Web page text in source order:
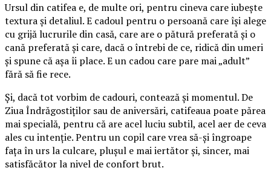
Ursul din catifea e, de multe ori, pentru cineva care iubește
textura și detaliul. E cadoul pentru o persoană care își alege
cu grijă lucrurile din casă, care are o pătură preferată și o
cană preferată și care, dacă o întrebi de ce, ridică din umeri
și spune că așa îi place. E un cadou care pare mai „adult”
fără să fie rece.
Și, dacă tot vorbim de cadouri, contează și momentul. De
Ziua Îndrăgostiților sau de aniversări, catifeaua poate părea
mai specială, pentru că are acel luciu subtil, acel aer de ceva
ales cu intenție. Pentru un copil care vrea să-și îngroape
fața în urs la culcare, plușul e mai iertător și, sincer, mai
satisfăcător la nivel de confort brut.